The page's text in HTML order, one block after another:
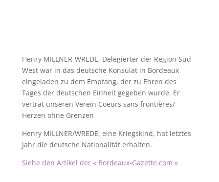
Henry MILLNER-WREDE, Delegierter der Region Süd-
West war in das deutsche Konsulat in Bordeaux
eingeladen zu dem Empfang, der zu Ehren des
Tages der deutschen Einheit gegeben wurde. Er
vertrat unseren Verein Coeurs sans frontières/
Herzen ohne Grenzen
Henry MILLNER/WREDE, eine Kriegskind, hat letztes
Jahr die deutsche Nationalität erhalten.
Siehe den Artikel der « Bordeaux-Gazette.com »